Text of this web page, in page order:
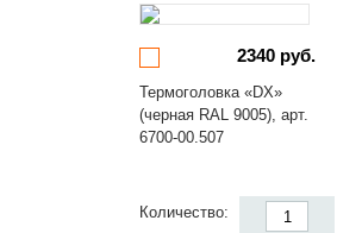
2340 руб.
Термоголовка «DX»
(черная RAL 9005), арт.
6700-00.507
Количество: